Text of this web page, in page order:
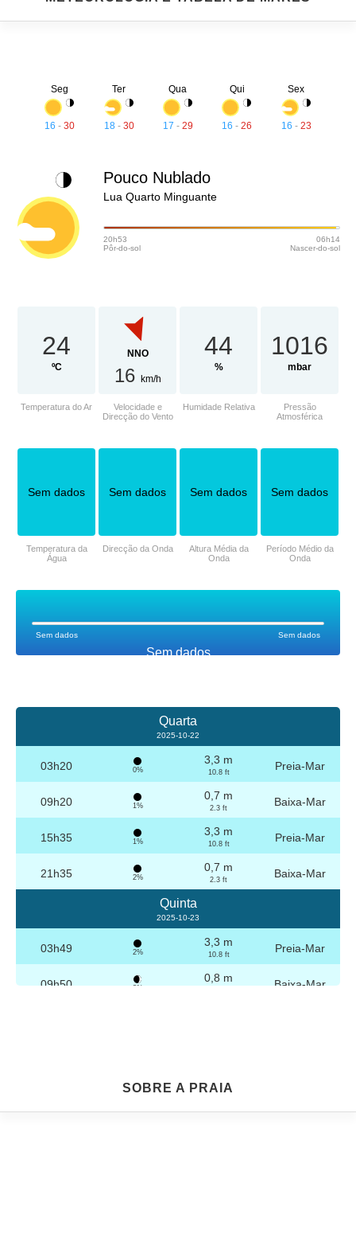
Lua Quarto Minguante
Pouco Nublado
20h53
Pôr-do-sol
06h14
Nascer-do-sol
Seg
16 -30
Ter
18- 30
Qua
17 - 29
Qui
16 -26
Sex
16 - 23
24
ºC
Temperatura do Ar
NNO
16 km/h
Velocidade e
Direcção do Vento
44
%
Humidade Relativa
1016
mbar
Pressão
Atmosférica
Sem dados
Sem dados Sem dados
Sem dados
Temperatura da
Água
Sem dados
Direcção da Onda
Sem dados
Altura Média da
Onda
Sem dados
Período Médio da
Onda
Quarta
2025-10-22
03h20 0%
3,3 m
10.8 ft Preia-Mar
09h20 1%
0,7 m
2.3 ft Baixa-Mar
15h35 1%
3,3 m
10.8 ft Preia-Mar
21h35 2%
0,7 m
2.3 ft Baixa-Mar
Quinta
2025-10-23
03h49 2%
3,3 m
10.8 ft Preia-Mar
09h50 3%
0,8 m Baixa-Mar
Sexta
SOBRE A PRAIA